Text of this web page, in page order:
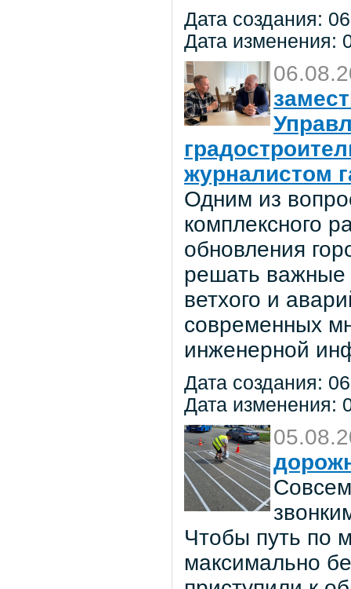
Дата создания:
Дата изменения:
журналистом
Одним из
комплексного
обновления
решать важные
ветхого и
современных
инженерной
Дата создания:
Дата изменения:
Чтобы путь по
максимально